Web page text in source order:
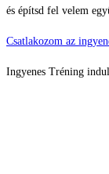
és építsd fel velem
Csatlakozom az
Ingyenes Tréning